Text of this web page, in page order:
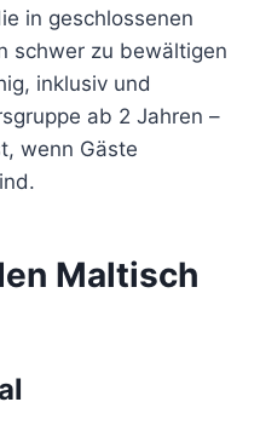
in geschlossenen
schwer zu bewältigen
inklusiv und
ab 2 Jahren –
wenn Gäste
Maltisch